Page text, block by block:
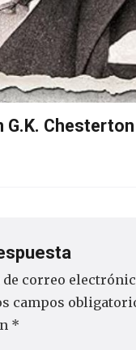
G.K. Chesterton
correo
campos
*